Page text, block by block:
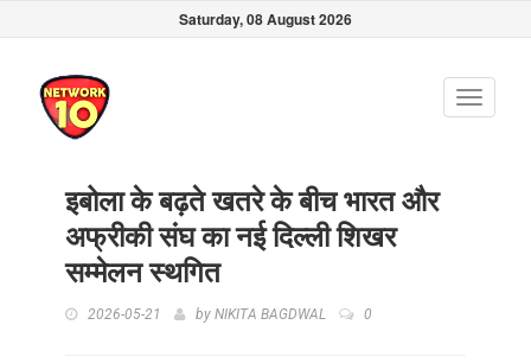
Saturday, 08 August 2026
Toggle
इबोला के बढ़ते खतरे के बीच भारत और
अफ्रीकी संघ का नई दिल्ली शिखर
सम्मेलन स्थगित
2026-05-21 by NIKITA BAGDWAL 0